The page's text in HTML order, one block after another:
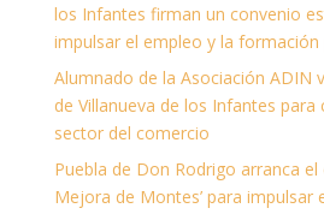
los Infantes firman un convenio
impulsar el empleo y la
Alumnado de la Asociación ADIN
de Villanueva de los Infantes para
sector del comercio
Puebla de Don Rodrigo arranca el
Mejora de Montes’ para impulsar